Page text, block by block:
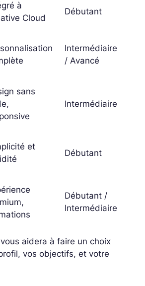
à
Cloud
Débutant
Intermédiaire
/ Avancé
sans
Intermédiaire
et
Débutant
Débutant /
Intermédiaire
aidera à faire un choix
vos objectifs, et votre